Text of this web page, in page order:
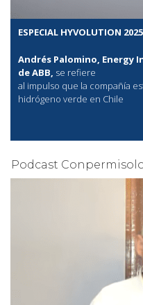
ESPECIAL HYVOLUTION 2025
Andrés Palomino, Energy
de ABB, se refiere
al impulso que la compañía
hidrógeno verde en Chile
Podcast